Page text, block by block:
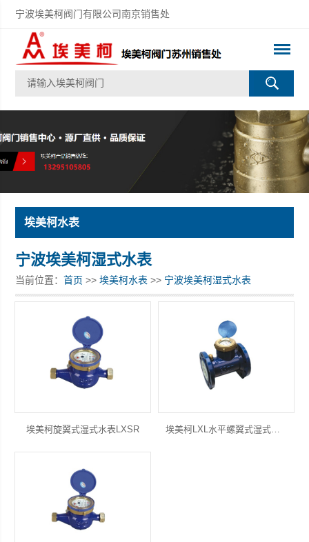
宁波埃美柯阀门有限公司南京销售处
埃美柯水表
宁波埃美柯湿式水表
当前位置：首页 >>埃美柯水表 >> 宁波埃美柯湿式水表
埃美柯旋翼式湿式水表LXSR 埃美柯LXL水平螺翼式湿式水表